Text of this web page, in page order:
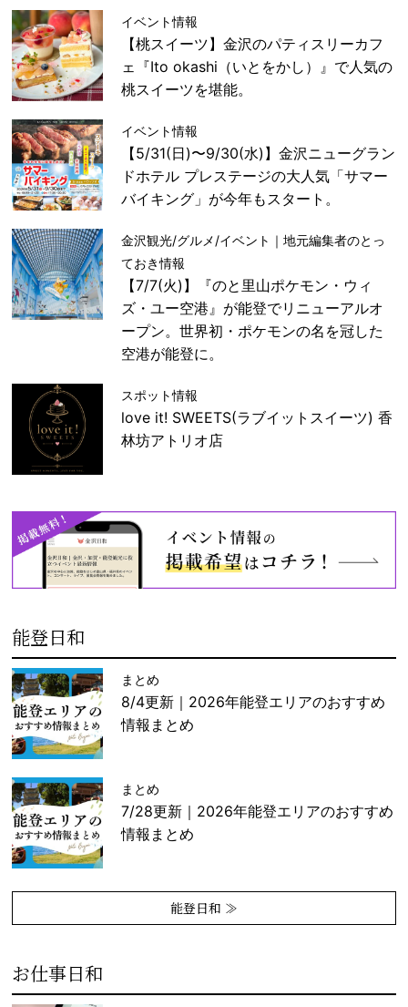
イベント情報
【桃スイーツ】金沢のパティスリーカフ
ェ『Ito okashi（いとをかし）』で人気の
桃スイーツを堪能。
イベント情報
【5/31(日)〜9/30(水)】金沢ニューグラン
ドホテル プレステージの大人気「サマー
バイキング」が今年もスタート。
金沢観光/グルメ/イベント｜地元編集者のとっ
ておき情報
【7/7(火)】『のと里山ポケモン・ウィ
ズ・ユー空港』が能登でリニューアルオ
ープン。世界初・ポケモンの名を冠した
空港が能登に。
スポット情報
love it! SWEETS(ラブイットスイーツ) 香
林坊アトリオ店
能登日和
まとめ
8/4更新｜2026年能登エリアのおすすめ
情報まとめ
まとめ
7/28更新｜2026年能登エリアのおすすめ
情報まとめ
能登日和 ≫
お仕事日和